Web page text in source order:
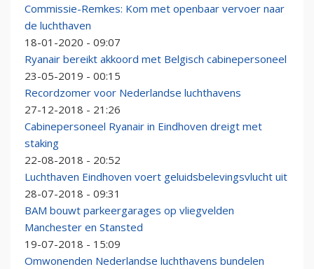
Commissie-Remkes: Kom met openbaar vervoer naar
de luchthaven
18-01-2020 - 09:07
Ryanair bereikt akkoord met Belgisch cabinepersoneel
23-05-2019 - 00:15
Recordzomer voor Nederlandse luchthavens
27-12-2018 - 21:26
Cabinepersoneel Ryanair in Eindhoven dreigt met
staking
22-08-2018 - 20:52
Luchthaven Eindhoven voert geluidsbelevingsvlucht uit
28-07-2018 - 09:31
BAM bouwt parkeergarages op vliegvelden
Manchester en Stansted
19-07-2018 - 15:09
Omwonenden Nederlandse luchthavens bundelen